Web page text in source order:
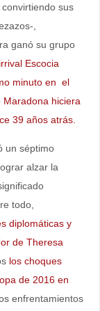
sus
,
ganó su grupo
Escocia
minuto en el
hiciera
39 años atrás.
un séptimo
alzar la
todo,
diplomáticas y
de Theresa
los choques
de 2016 en
enfrentamientos